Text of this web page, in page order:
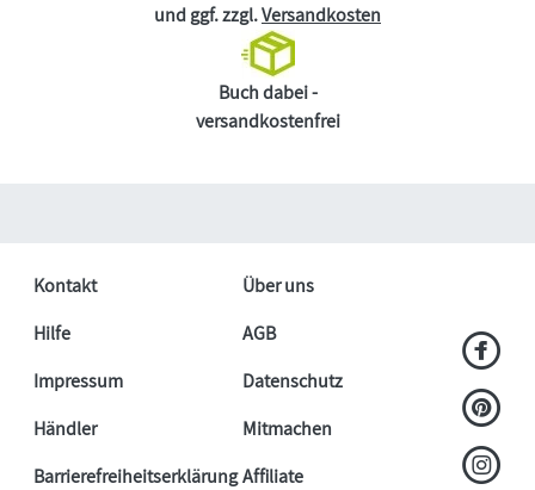
und ggf. zzgl.Versandkosten
Buch dabei -
versandkostenfrei
Kontakt
Über uns
Hilfe
AGB
Impressum
Datenschutz
Händler
Mitmachen
BarrierefreiheitserklärungAffiliate